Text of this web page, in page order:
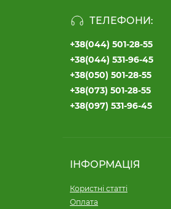
ТЕЛЕФОНИ:
+38(044) 501-28-55
+38(044) 531-96-45
+38(050) 501-28-55
+38(073) 501-28-55
+38(097) 531-96-45
ІНФОРМАЦІЯ
Користні статті
Оплата